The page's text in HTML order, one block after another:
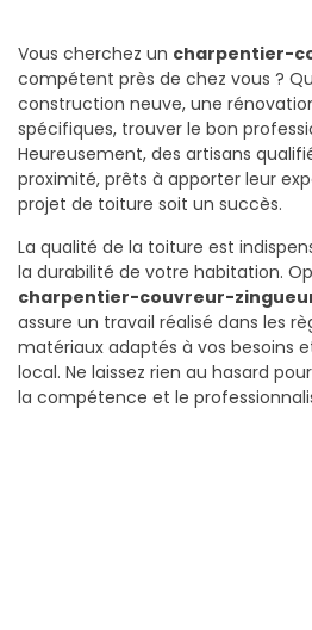
Vous cherchez un charpentier-
compétent près de chez vous ?
construction neuve, une
spécifiques, trouver le bon
Heureusement, des artisans
proximité, prêts à apporter leur
projet de toiture soit un succès.
La qualité de la toiture est
la durabilité de votre habitation.
charpentier-couvreur-
assure un travail réalisé dans les
matériaux adaptés à vos besoins
local. Ne laissez rien au hasard
la compétence et le